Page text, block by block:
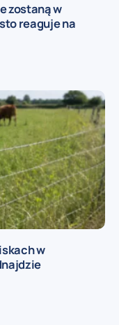
zostaną w
reaguje na
w